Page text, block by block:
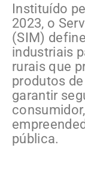
Instituído
2023, o
(SIM)
industriais
rurais que
produtos
garantir
pública.